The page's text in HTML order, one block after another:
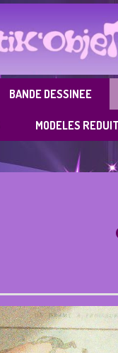
BANDE DESSINEE
MODELES